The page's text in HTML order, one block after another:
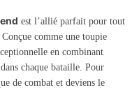
est l’allié parfait pour tout
comme une toupie
en combinant
chaque bataille. Pour
de combat et deviens le